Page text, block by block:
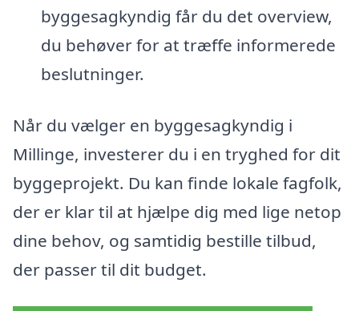
byggesagkyndig får du det overview,
du behøver for at træffe informerede
beslutninger.
Når du vælger en byggesagkyndig i
Millinge, investerer du i en tryghed for dit
byggeprojekt. Du kan finde lokale fagfolk,
der er klar til at hjælpe dig med lige netop
dine behov, og samtidig bestille tilbud,
der passer til dit budget.